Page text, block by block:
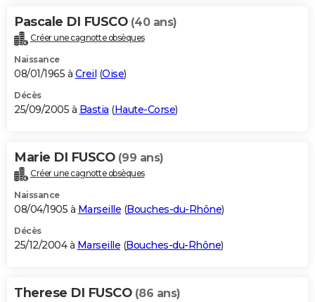
Pascale DI FUSCO (40 ans)
Créer une cagnotte obsèques
Naissance
08/01/1965 à Creil (Oise)
Décès
25/09/2005 à Bastia (Haute-Corse)
Marie DI FUSCO (99 ans)
Créer une cagnotte obsèques
Naissance
08/04/1905 à Marseille (Bouches-du-Rhône)
Décès
25/12/2004 à Marseille (Bouches-du-Rhône)
Therese DI FUSCO (86 ans)